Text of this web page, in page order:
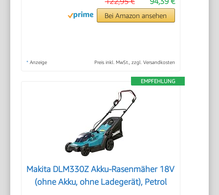
Bei Amazon ansehen
* Anzeige Preis inkl. MwSt., zzgl. Versandkosten
EMPFEHLUNG
Makita DLM330Z Akku-Rasenmäher 18V
(ohne Akku, ohne Ladegerät), Petrol